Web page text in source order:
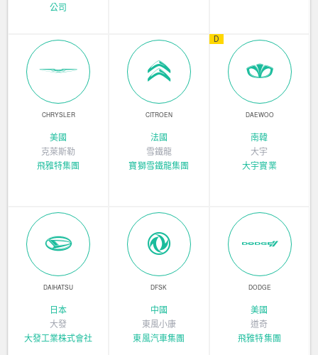
公司
CHRYSLER
美國
克萊斯勒
飛雅特集團
CITROEN
法國
雪鐵龍
寶獅雪鐵龍集團
D
DAEWOO
南韓
大宇
大宇實業
DAIHATSU
日本
大發
大發工業株式會社
DFSK
中國
東風小康
東風汽車集團
DODGE
美國
道奇
飛雅特集團